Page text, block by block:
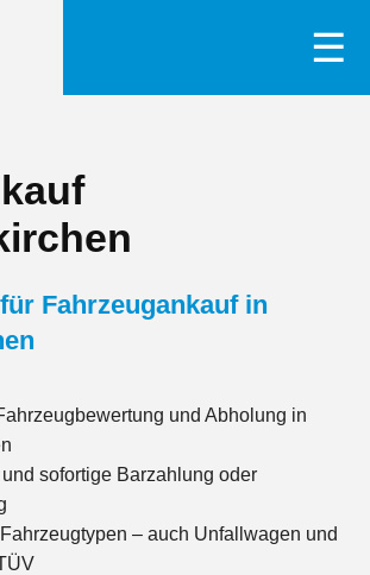
☰
Fahrzeugankauf in
und Abholung in
sofortige Barzahlung oder
– auch Unfallwagen und